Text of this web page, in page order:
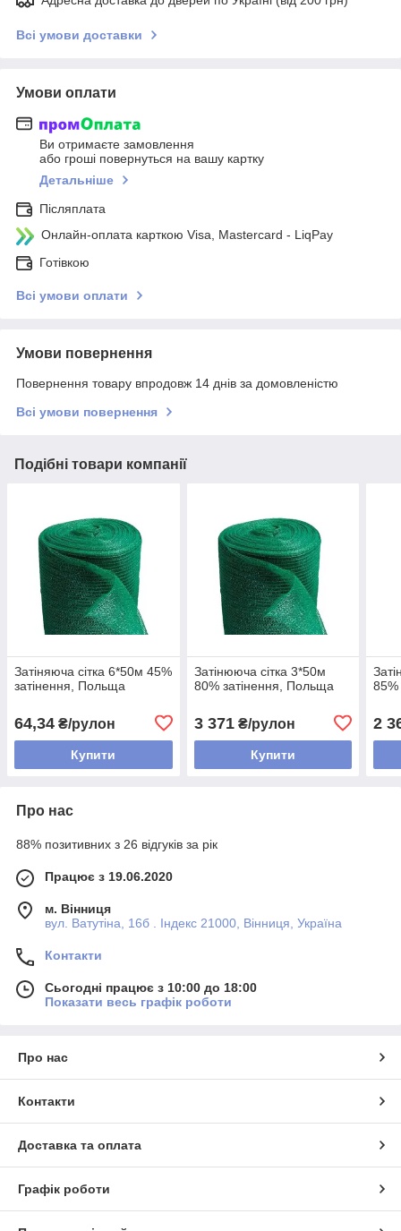
Всі умови доставки
Умови оплати
Ви отримаєте замовлення
або гроші повернуться на вашу картку
Детальніше
Післяплата
Онлайн-оплата карткою Visa, Mastercard - LiqPay
Готівкою
Всі умови оплати
Умови повернення
Повернення товару впродовж 14 днів за домовленістю
Всі умови повернення
Подібні товари компанії
Затіняюча сітка 6*50м 45%
затінення, Польща
64,34 ₴/рулон
Купити
Затінююча сітка 3*50м
80% затінення, Польща
3 371₴/рулон
Купити
2
Про нас
88% позитивних з 26 відгуків за рік
Працює з 19.06.2020
м. Вінниця
вул. Ватутіна, 16б . Індекс 21000, Вінниця, Україна
Контакти
Сьогодні працює з 10:00 до 18:00
Показати весь графік роботи
Про нас
Контакти
Доставка та оплата
Графік роботи